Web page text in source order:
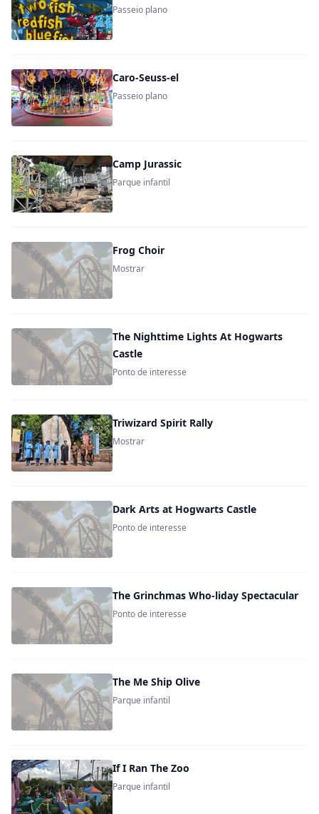
Passeio plano
Caro-Seuss-el
Passeio plano
Camp Jurassic
Parque infantil
Frog Choir
Mostrar
The Nighttime Lights At Hogwarts
Castle
Ponto de interesse
Triwizard Spirit Rally
Mostrar
Dark Arts at Hogwarts Castle
Ponto de interesse
The Grinchmas Who-liday Spectacular
Ponto de interesse
The Me Ship Olive
Parque infantil
If I Ran The Zoo
Parque infantil